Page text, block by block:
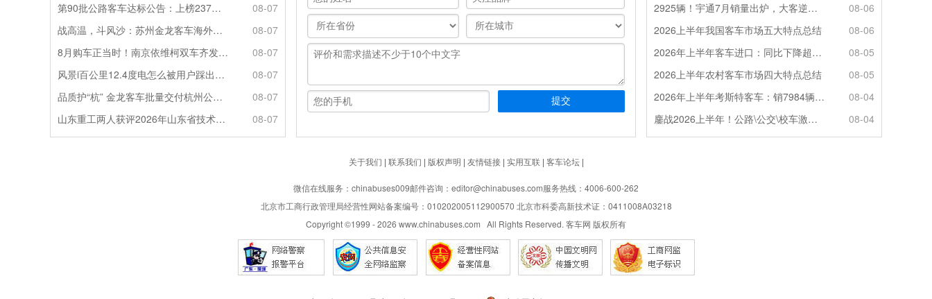
第90批公路客车达标公告：上榜237款创次高，混动\燃料电池缺席
08-07
战高温，斗风沙：苏州金龙客车海外服务的“极限温度测试”
08-07
8月购车正当时！南京依维柯双车齐发限时福利全解析
08-07
风景i百公里12.4度电怎么被用户踩出来的？
08-07
品质护“杭” 金龙客车批量交付杭州公交集团72辆
08-07
山东重工两人获评2026年山东省技术技能大师
08-07
2925辆！宇通7月销量出炉，大客逆势走强筑牢基本盘
08-06
2026上半年我国客车市场五大特点总结
08-06
2026年上半年客车进口：同比下降超4成，轻客主体地位凸显
08-05
2026上半年农村客车市场四大特点总结
08-05
2026年上半年考斯特客车：销7984辆 6米领涨领跑 电动化提速
08-04
鏖战2026上半年！公路\公交\校车激烈角逐，谁问鼎赛道赢家?
08-04
关于我们 | 联系我们 | 版权声明 | 友情链接| 实用互联| 客车论坛|
微信在线服务：chinabuses009邮件咨询：editor@chinabuses.com服务热线：4006-600-262
北京市工商行政管理局经营性网站备案编号：010202005112900570 北京市科委高新技术证：0411008A03218
Copyright ©1999 -2026 www.chinabuses.com All Rights Reserved. 客车网 版权所有